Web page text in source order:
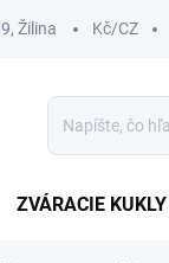
Žilina Kč/CZ
ZVÁRACIE KUKLY